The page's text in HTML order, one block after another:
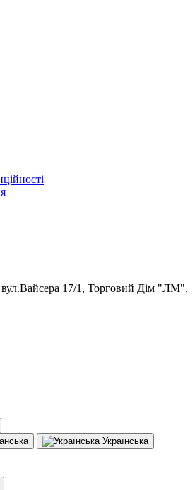
17/1, Торговий Дім "ЛМ",
Українська